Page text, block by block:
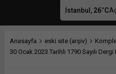
İstanbul, 26°C
Anasayfa eski site (arşiv)
30 Ocak 2023 Tarihli 1790 Sayılı